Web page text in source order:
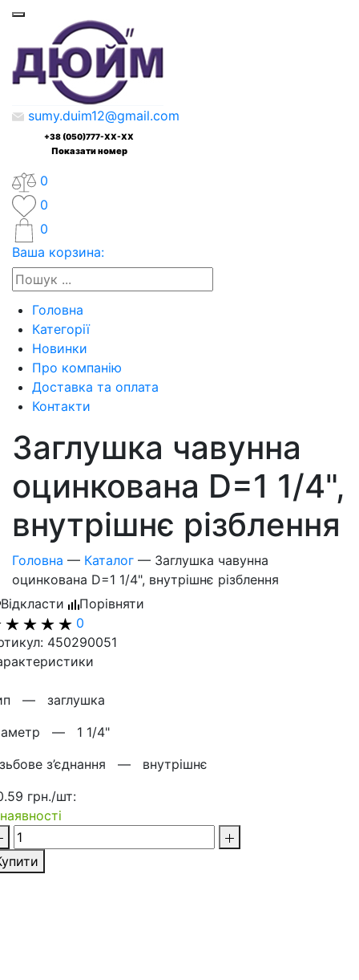
sumy.duim12@gmail.com
+38 (050)777-XX-XX
Показати номер
0
0
0
Ваша корзина:
Головна
Категорії
Новинки
Про компанію
Доставка та оплата
Контакти
Заглушка чавунна
оцинкована D=1 1/4",
внутрішнє різблення
Головна — Каталог — Заглушка чавунна
оцинкована D=1 1/4", внутрішнє різблення
Відкласти
Порівняти
0
450290051
— заглушка
— 1 1/4"
з’єднання — внутрішнє
грн./шт: